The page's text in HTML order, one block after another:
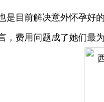
目前解决意外怀孕好
，费用问题成了她们最